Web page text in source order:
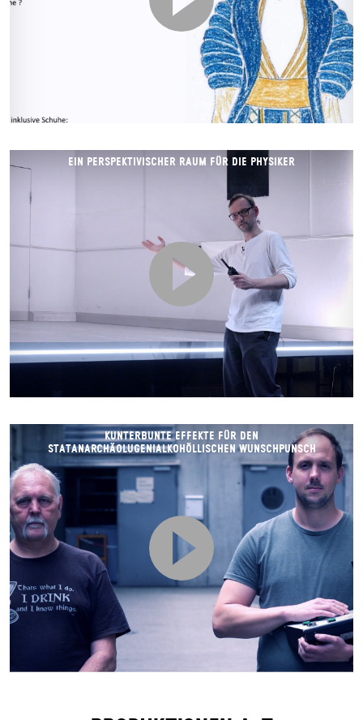
EIN PERSPEKTIVISCHER RAUM FÜR DIE PHYSIKER
KUNTERBUNTE EFFEKTE FÜR DEN
STATANARCHÄOLUGENIALKOHÖLLISCHEN WUNSCHPUNSCH